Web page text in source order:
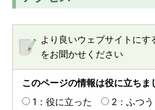
より良いウェブサイトに
をお聞かせください
このページの情報は役に立ちま
1：役に立った
2：ふつう